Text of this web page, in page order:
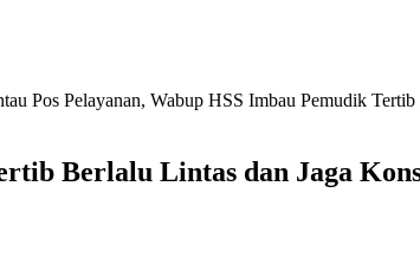
Pos Pelayanan, Wabup HSS Imbau Pemudik
Berlalu Lintas dan Jaga